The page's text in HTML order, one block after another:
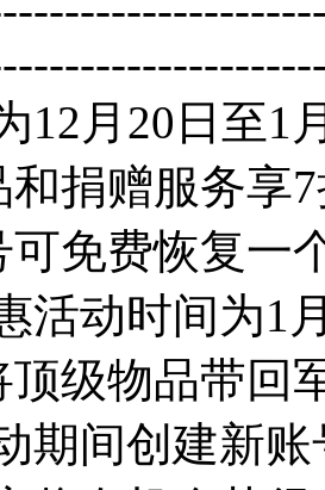
12月20日至1
和捐赠服务享
可免费恢复一
活动时间为1
顶级物品带回
间创建新账